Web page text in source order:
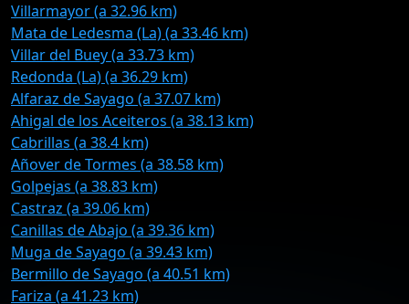
Villarmayor (a 32.96 km)
Mata de Ledesma (La) (a 33.46 km)
Villar del Buey (a 33.73 km)
Redonda (La) (a 36.29 km)
Alfaraz de Sayago (a 37.07 km)
Ahigal de los Aceiteros (a 38.13 km)
Cabrillas (a 38.4 km)
Añover de Tormes (a 38.58 km)
Golpejas (a 38.83 km)
Castraz (a 39.06 km)
Canillas de Abajo (a 39.36 km)
Muga de Sayago (a 39.43 km)
Bermillo de Sayago (a 40.51 km)
Fariza (a 41.23 km)